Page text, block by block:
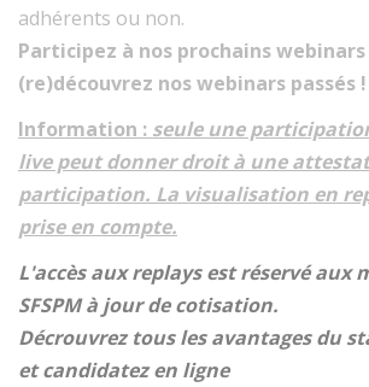
adhérents ou non.
Participez à nos prochains
(re)découvrez nos webinars passés !
Information : seule une
live peut donner droit à une
participation. La visualisation en
prise en compte.
L'accès aux replays est réservé aux
SFSPM à jour de cotisation.
Décrouvrez tous les avantages du
et candidatez en ligne